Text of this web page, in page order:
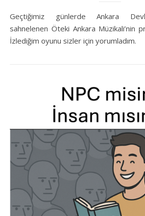
Geçtiğimiz günlerde Ankara Devlet Tiyatrosu’nda
sahnelenen Öteki Ankara Müzikali’nin
İzlediğim oyunu sizler için yorumladım.